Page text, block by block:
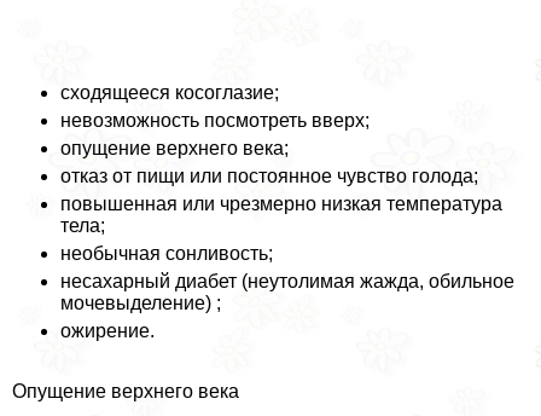
сходящееся косоглазие;
невозможность посмотреть вверх;
опущение верхнего века;
отказ от пищи или постоянное чувство голода;
повышенная или чрезмерно низкая температура
тела;
необычная сонливость;
несахарный диабет (неутолимая жажда, обильное
мочевыделение) ;
ожирение.
Опущение верхнего века